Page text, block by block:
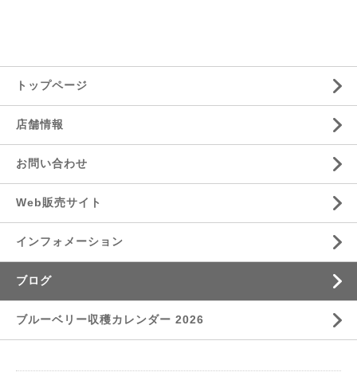
トップページ
店舗情報
お問い合わせ
Web販売サイト
インフォメーション
ブログ
ブルーベリー収穫カレンダー 2026